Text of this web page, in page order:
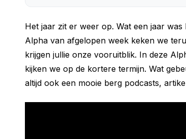
Het jaar zit er weer op. Wat een jaar
Alpha van afgelopen week keken we
krijgen jullie onze vooruitblik. In deze
kijken we op de kortere termijn. Wat
altijd ook een mooie berg podcasts,